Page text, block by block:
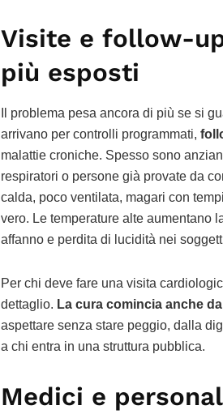
Visite e follow-
più esposti
Il problema pesa ancora di più se si
arrivano per controlli programmati,
malattie croniche. Spesso sono
respiratori o persone già provate da
calda, poco ventilata, magari con
vero. Le temperature alte aumentano
affanno e perdita di lucidità nei
Per chi deve fare una visita
dettaglio. La cura comincia anche
aspettare senza stare peggio, dalla
a chi entra in una struttura pubblica.
Medici e